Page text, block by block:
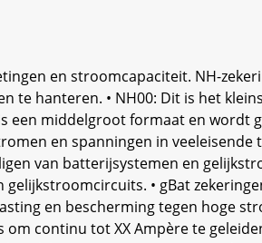
en stroomcapaciteit. NH-
hanteren. • NH00: Dit is het
een middelgroot formaat en wordt
en spanningen in veeleisende
van batterijsystemen en
• gBat
en bescherming tegen hoge
om continu tot XX Ampère te